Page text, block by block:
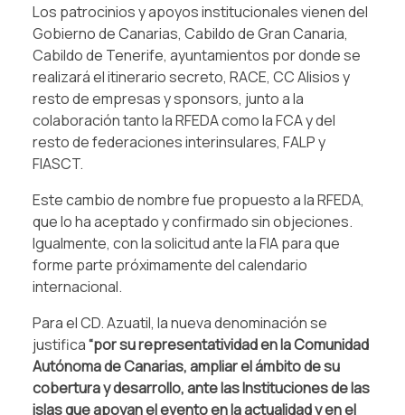
Los patrocinios y apoyos institucionales vienen del
Gobierno de Canarias, Cabildo de Gran Canaria,
Cabildo de Tenerife, ayuntamientos por donde se
realizará el itinerario secreto, RACE, CC Alisios y
resto de empresas y sponsors, junto a la
colaboración tanto la RFEDA como la FCA y del
resto de federaciones interinsulares, FALP y
FIASCT.
Este cambio de nombre fue propuesto a la RFEDA,
que lo ha aceptado y confirmado sin objeciones.
Igualmente, con la solicitud ante la FIA para que
forme parte próximamente del calendario
internacional.
Para el CD. Azuatil, la nueva denominación se
justifica“por su representatividad en la Comunidad
Autónoma de Canarias, ampliar el ámbito de su
cobertura y desarrollo, ante las Instituciones de las
islas que apoyan el evento en la actualidad y en el